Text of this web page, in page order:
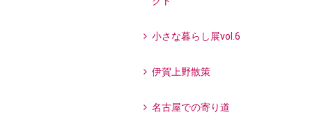
小さな暮らし展vol.6
伊賀上野散策
名古屋での寄り道